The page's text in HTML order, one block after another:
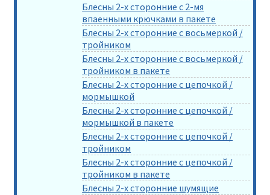
Блесны 2-х сторонние с 2-мя
впаенными крючками в пакете
Блесны 2-х сторонние с восьмеркой /
тройником
Блесны 2-х сторонние с восьмеркой /
тройником в пакете
Блесны 2-х сторонние с цепочкой /
мормышкой
Блесны 2-х сторонние с цепочкой /
мормышкой в пакете
Блесны 2-х сторонние с цепочкой /
тройником
Блесны 2-х сторонние с цепочкой /
тройником в пакете
Блесны 2-х сторонние шумящие